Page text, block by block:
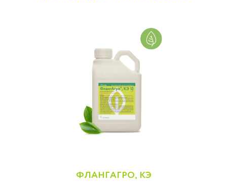
ФЛАНГАГРО, КЭ